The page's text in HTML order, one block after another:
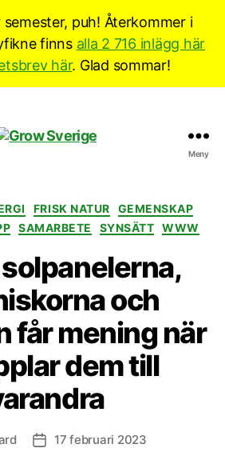
puh! Återkommer i
finns alla 2 716 inlägg här
här. Glad sommar!
Meny
Kategorier
FRISK NATUR
GEMENSKAP
SAMARBETE SYNSÄTT WWW
och
får mening när
dem till
Inläggsdatum
17 februari 2023